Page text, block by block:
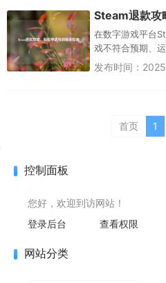
Steam退款攻
在数字游戏平台
戏不符合预期、
是，Steam提供
申请退款，本文将
发布时间：
首页 1
控制面板
您好，欢迎到访网站！
登录后台
查看权限
网站分类